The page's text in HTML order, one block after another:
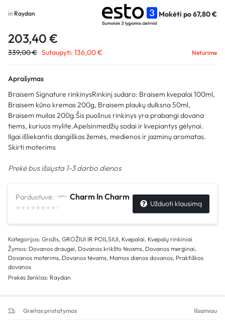
in Raydan Mokėti po67,80€
203,40 €
339,00€ Sutaupyti: 136,00€ Neturime
Aprašymas
Braisem Signature rinkinysRinkinį sudaro: Braisem kvepalai 100ml,
Braisem kūno kremas 200g, Braisem plaukų dulksna 50ml,
Braisem muilas 200g.Šis puošnus rinkinys yra prabangi dovana
tiems, kuriuos mylite.Apelsinmedžių sodai ir kvepiantys gėlynai.
Ilgai išliekantis dangiškas žemės, medienos ir jazminų aromatas.
Skirti moterims
Prekė bus išsiųsta 1-3 darbo dienos
Parduotuvė: Charm In Charm
Užduoti klausimą
Kategorijos: Grožis, GROŽIUI IR POILSIUI, Kvepalai, Kvepalų rinkiniai
Žymos: Dovanos draugei, Dovanos krikšto tėvams, Dovanos merginai,
Dovanos moterims, Dovanos tėvams, Mamos dienos dovanos, Praktiškos
dovanos
Prekės ženklas: Raydan
Greitas pristatymas Išsamiau